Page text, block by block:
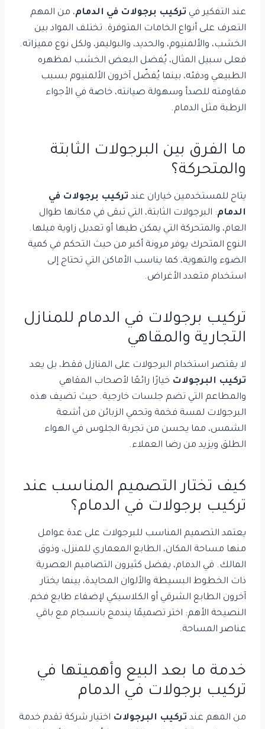
عند التفكير في تركيب برجولات في الدمام، من المهم
التعرف على أنواع الخامات المتوفرة. تختلف المواد بين
الخشب، والألمنيوم، والحديد، والبوليمر، ولكل نوع مميزاته.
فعلى سبيل المثال، يُفضل البعض الخشب لمظهره
الطبيعي ودفئه، بينما يُفضّل آخرون الألمنيوم بسبب
مقاومته للصدأ وسهولة صيانته، خاصة في الأجواء
الرطبة مثل الدمام.
ما الفرق بين البرجولات الثابتة
والمتحركة؟
يتاح للمستخدمين خياران عند تركيب برجولات في
الدمام: البرجولات الثابتة، التي تبقى في مكانها طوال
العام، والمتحركة التي يمكن طيها أو تعديل زاوية ميلها.
النوع المتحرك يوفر مرونة أكبر من حيث التحكم في كمية
الضوء والتهوية، كما يناسب الأماكن التي تحتاج إلى
استخدام متعدد الأغراض.
تركيب برجولات في الدمام للمنازل
التجارية والمقاهي
لا يقتصر استخدام البرجولات على المنازل فقط، بل يعد
تركيب البرجولات خيارًا رائعًا لأصحاب المقاهي
والمطاعم التي تضم جلسات خارجية. حيث تضيف هذه
البرجولات لمسة فخمة وتحمي الزبائن من أشعة
الشمس، مما يحسن من تجربة الجلوس في الهواء
الطلق ويزيد من رضا العملاء.
كيف تختار التصميم المناسب عند
تركيب برجولات في الدمام؟
يعتمد التصميم المناسب للبرجولات على عدة عوامل
منها مساحة المكان، الطابع المعماري للمنزل، وذوق
المالك. في الدمام، يفضل كثيرون التصاميم العصرية
ذات الخطوط البسيطة والألوان المحايدة، بينما يختار
آخرون الطابع الشرقي أو الكلاسيكي لإضفاء طابع فخم.
النصيحة الأهم: اختر تصميمًا يندمج بانسجام مع باقي
عناصر المساحة.
خدمة ما بعد البيع وأهميتها في
تركيب برجولات في الدمام
من المهم عند تركيب البرجولات اختيار شركة تقدم خدمة